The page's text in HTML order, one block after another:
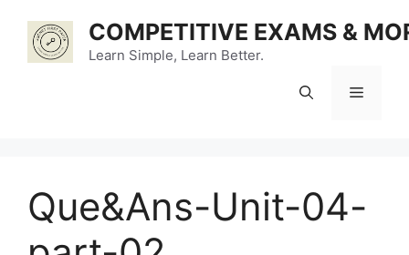
content
COMPETITIVE EXAMS &
Learn Simple, Learn Better.
Menu
Que&Ans-Unit-04-